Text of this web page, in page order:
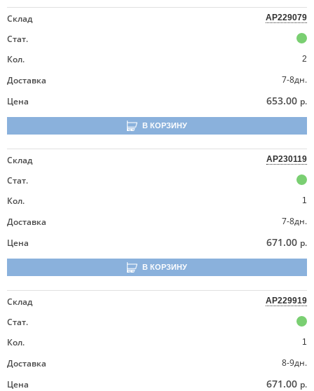
Склад AP229079
Стат.
Кол.
2
Доставка
7-8дн.
Цена
653.00 р.
В КОРЗИНУ
Склад AP230119
Стат.
Кол.
1
Доставка
7-8дн.
Цена
671.00 р.
В КОРЗИНУ
Склад AP229919
Стат.
Кол.
1
Доставка
8-9дн.
Цена
671.00 р.